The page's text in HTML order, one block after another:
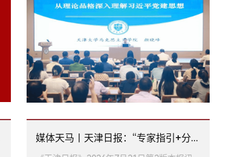
媒体天马丨天津日报：“专家指引+分...